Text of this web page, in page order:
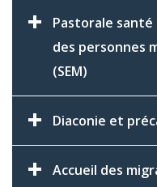
Pastorale
des personnes
(SEM)
Diaconie et
Accueil des